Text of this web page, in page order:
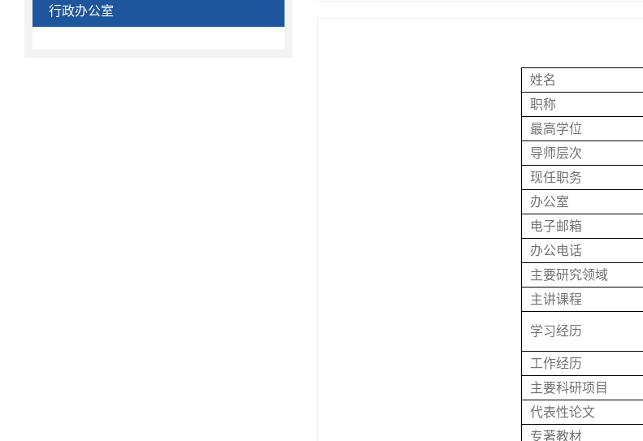
行政办公室
姓名
职称
最高学位
导师层次
现任职务
办公室
电子邮箱
办公电话
主要研究领域
主讲课程
学习经历
工作经历
主要科研项目
代表性论文
专著教材